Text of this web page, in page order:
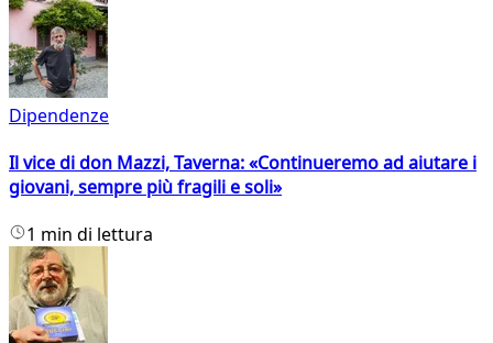
Dipendenze
Il vice di don Mazzi, Taverna: «Continueremo ad aiutare i
giovani, sempre più fragili e soli»
1 min di lettura